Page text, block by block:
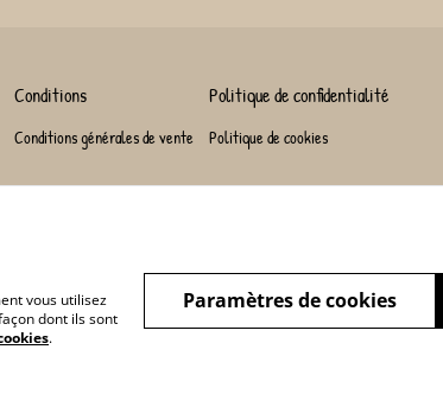
Conditions
Conditions générales de vente
Politique de confidentialité
Politique de cookies
vous utilisez
dont ils sont
.
Paramètres de cookies